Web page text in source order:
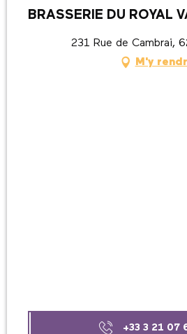
BRASSERIE DU ROYAL
231 Rue de Cambrai,
M'y
+33 3 21 07